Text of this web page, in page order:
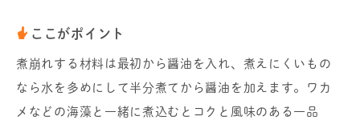
ここがポイント
煮崩れする材料は最初から醤油を入れ、煮えにくいもの
なら水を多めにして半分煮てから醤油を加えます。ワカ
メなどの海藻と一緒に煮込むとコクと風味のある一品